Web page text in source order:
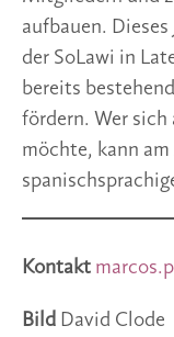
aufbauen.
der SoLawi in
bereits
fördern. Wer
möchte, kann am
Kontakt
Bild David Clode